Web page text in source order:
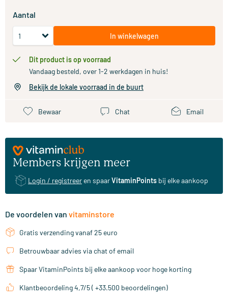
Aantal
In winkelwagen
Dit product is op voorraad
Vandaag besteld, over 1-2 werkdagen in huis!
Bekijk de lokale voorraad in de buurt
Bewaar Chat Email
Members krijgen meer
Login / registreer en spaarVitaminPoints bij elke aankoop
De voordelen van vitaminstore
Gratis verzending vanaf 25 euro
Betrouwbaar advies via chat of email
Spaar VitaminPoints bij elke aankoop voor hoge korting
Klantbeoordeling 4,7/5 ( +33.500 beoordelingen)